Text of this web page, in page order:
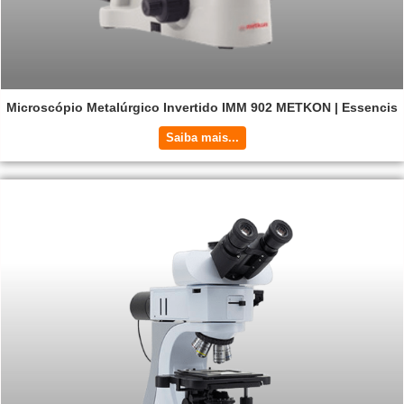
Microscópio Metalúrgico Invertido IMM 902 METKON | Essencis
Saiba mais...